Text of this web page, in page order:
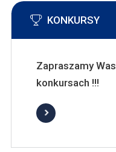
KONKURSY
Zapraszamy
konkursach !!!